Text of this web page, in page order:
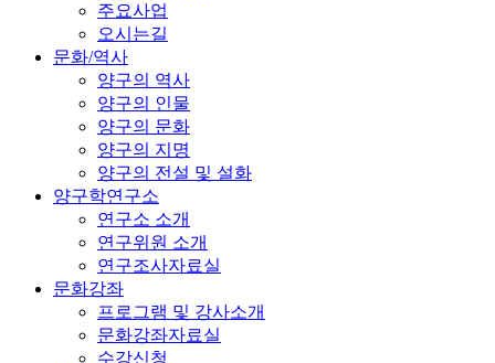
주요사업
오시는길
문화/역사
양구의 역사
양구의 인물
양구의 문화
양구의 지명
양구의 전설 및 설화
양구학연구소
연구소 소개
연구위원 소개
연구조사자료실
문화강좌
프로그램 및 강사소개
문화강좌자료실
수강신청